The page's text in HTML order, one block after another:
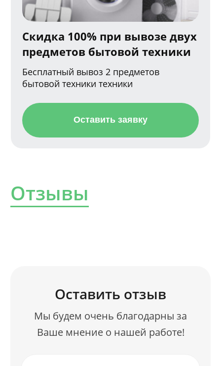
Скидка 100% при вывозе двух
предметов бытовой техники
Бесплатный вывоз 2 предметов
бытовой техники техники
Оставить заявку
Отзывы
Оставить отзыв
Мы будем очень благодарны за
Ваше мнение о нашей работе!